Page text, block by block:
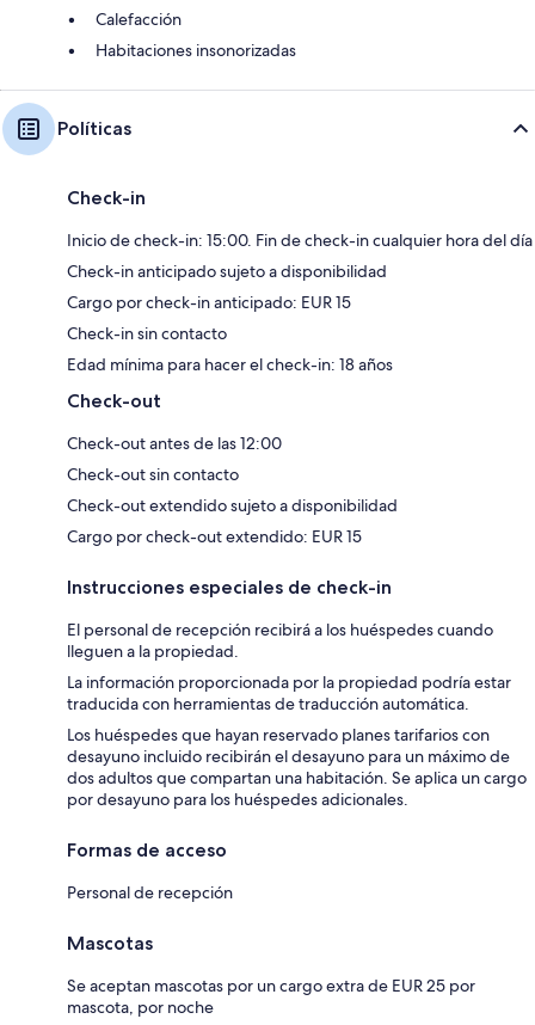
Calefacción
Habitaciones insonorizadas
Políticas
Check-in
Inicio de check-in: 15:00. Fin de check-in cualquier hora del día
Check-in anticipado sujeto a disponibilidad
Cargo por check-in anticipado: EUR 15
Check-in sin contacto
Edad mínima para hacer el check-in: 18 años
Check-out
Check-out antes de las 12:00
Check-out sin contacto
Check-out extendido sujeto a disponibilidad
Cargo por check-out extendido: EUR 15
Instrucciones especiales de check-in
El personal de recepción recibirá a los huéspedes cuando
lleguen a la propiedad.
La información proporcionada por la propiedad podría estar
traducida con herramientas de traducción automática.
Los huéspedes que hayan reservado planes tarifarios con
desayuno incluido recibirán el desayuno para un máximo de
dos adultos que compartan una habitación. Se aplica un cargo
por desayuno para los huéspedes adicionales.
Formas de acceso
Personal de recepción
Mascotas
Se aceptan mascotas por un cargo extra de EUR 25 por
mascota, por noche